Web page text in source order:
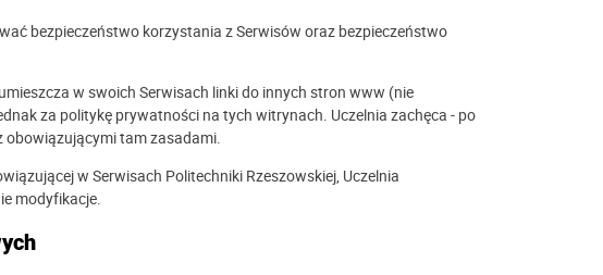
bezpieczeństwo korzystania z Serwisów oraz bezpieczeństwo
w swoich Serwisach linki do innych stron www (nie
za politykę prywatności na tych witrynach. Uczelnia zachęca - po
obowiązującymi tam zasadami.
w Serwisach Politechniki Rzeszowskiej, Uczelnia
modyfikacje.